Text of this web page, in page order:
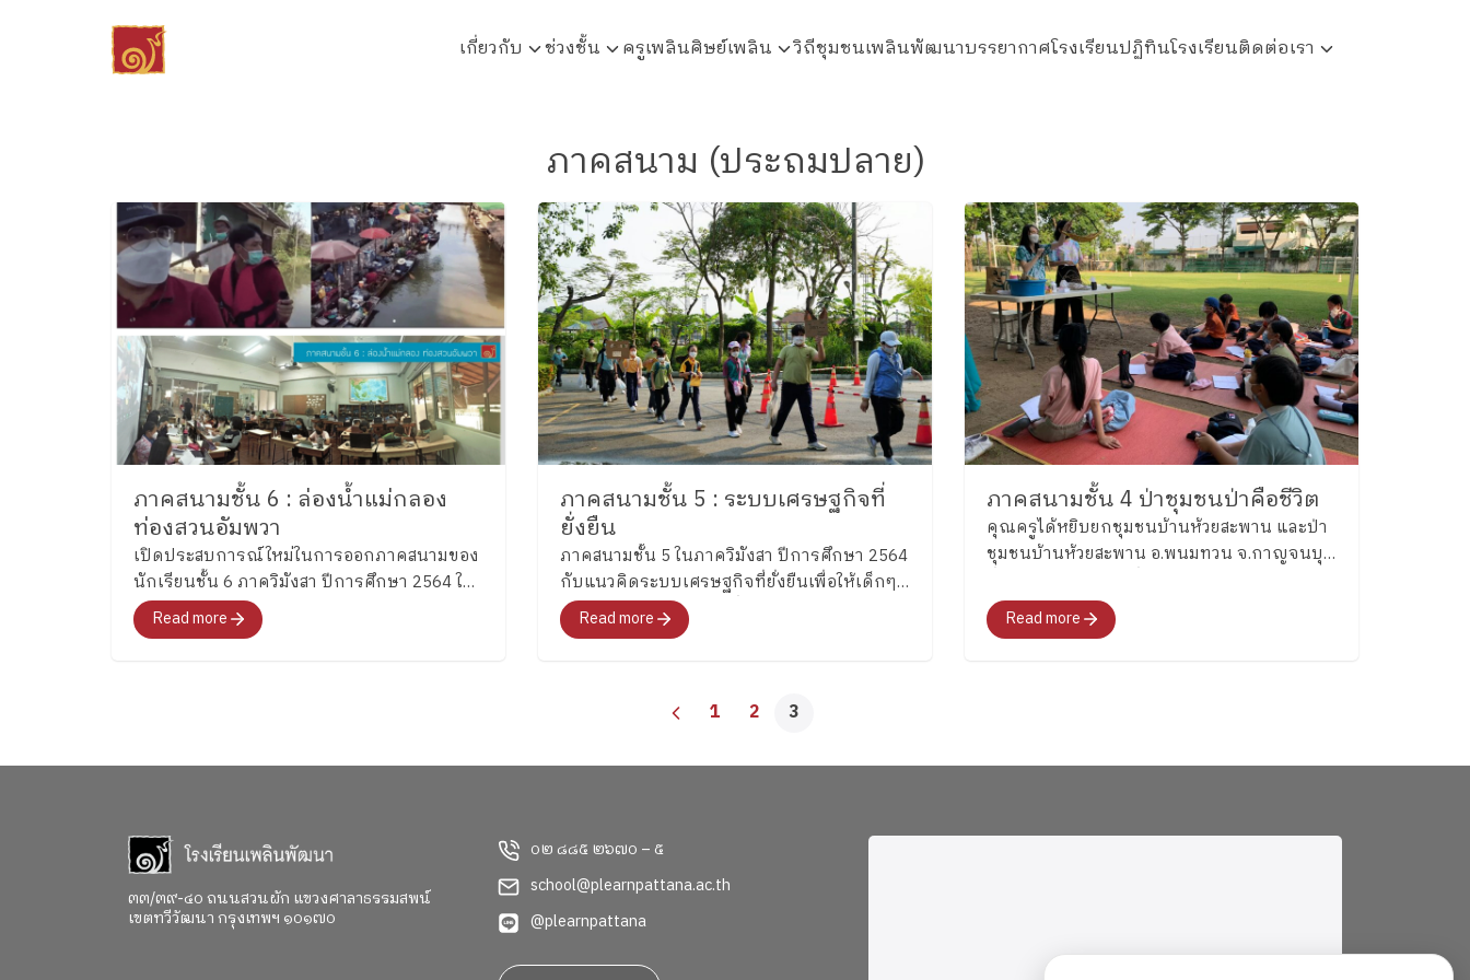
เกี่ยวกับ ช่วงชั้น ครูเพลินศิษย์เพลิน วิถีชุมชนเพลินพัฒนาบรรยากาศโรงเรียนปฏิทินโรงเรียนติดต่อเรา
ภาคสนาม (ประถมปลาย)
ภาคสนามชั้น 6 : ล่องน้ำแม่กลอง
ท่องสวนอัมพวา
เปิดประสบการณ์ใหม่ในการออกภาคสนามของ
นักเรียนชั้น 6 ภาควิมังสา ปีการศึกษา 2564 ใน
รูปแบบถ่ายทอดสดผ่าน ZOOM
Read more
ภาคสนามชั้น 5 : ระบบเศรษฐกิจที่
ยั่งยืน
ภาคสนามชั้น 5 ในภาควิมังสา ปีการศึกษา 2564
กับแนวคิดระบบเศรษฐกิจที่ยั่งยืนเพื่อให้เด็กๆ
ได้เรียนรู้และเก็บข้อมูลที่เป็นประโยชน์ต่อการ
ทำโครงงานบูรณาการฐานวิจัย
Read more
ภาคสนามชั้น 4 ป่าชุมชนป่าคือชีวิต
คุณครูได้หยิบยกชุมชนบ้านห้วยสะพาน และป่า
ชุมชนบ้านห้วยสะพาน อ.พนมทวน จ.กาญจนบุรี
ด้านการดำรงชีวิตแบบองค์รวม
Read more
1 2 3
๓๓/๓๙-๔๐ ถนนสวนผัก แขวงศาลาธรรมสพน์
เขตทวีวัฒนา กรุงเทพฯ ๑๐๑๗๐
๐๒ ๘๘๕ ๒๖๗๐ – ๕
school@plearnpattana.ac.th
@plearnpattana